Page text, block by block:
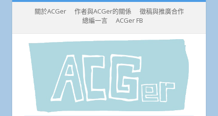
關於ACGer 作者與ACGer的關係
徵稿與推廣合作
總編一言
ACGer FB